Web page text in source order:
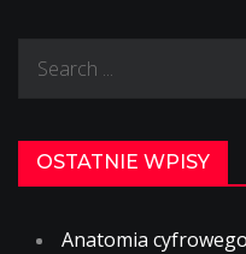
OSTATNIE WPISY
Anatomia